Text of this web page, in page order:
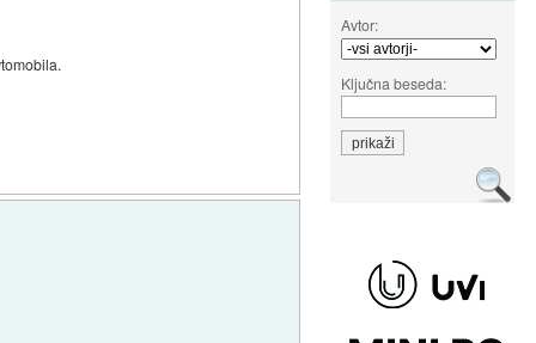
Avtor:
Ključna beseda: